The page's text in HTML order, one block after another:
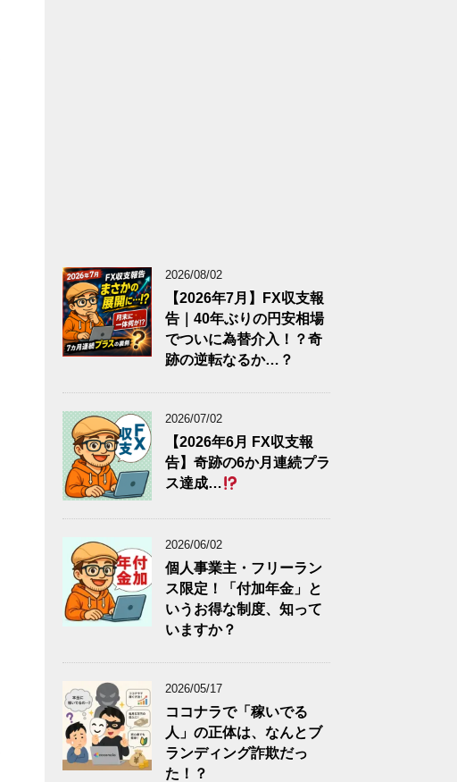
2026/08/02
【2026年7月】FX収支報
告｜40年ぶりの円安相場
でついに為替介入！？奇
跡の逆転なるか…？
2026/07/02
【2026年6月 FX収支報
告】奇跡の6か月連続プラ
ス達成…
2026/06/02
個人事業主・フリーラン
ス限定！「付加年金」と
いうお得な制度、知って
いますか？
2026/05/17
ココナラで「稼いでる
人」の正体は、なんとブ
ランディング詐欺だっ
た！？